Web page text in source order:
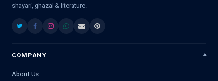
shayari, ghazal & literature.
COMPANY
About Us